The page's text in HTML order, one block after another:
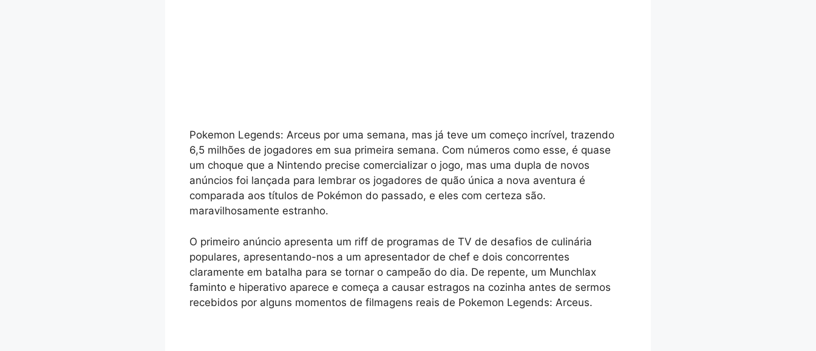
Pokemon Legends: Arceus por uma semana, mas já teve um começo incrível, trazendo
6,5 milhões de jogadores em sua primeira semana. Com números como esse, é quase
um choque que a Nintendo precise comercializar o jogo, mas uma dupla de novos
anúncios foi lançada para lembrar os jogadores de quão única a nova aventura é
comparada aos títulos de Pokémon do passado, e eles com certeza são.
maravilhosamente estranho.
O primeiro anúncio apresenta um riff de programas de TV de desafios de culinária
populares, apresentando-nos a um apresentador de chef e dois concorrentes
claramente em batalha para se tornar o campeão do dia. De repente, um Munchlax
faminto e hiperativo aparece e começa a causar estragos na cozinha antes de sermos
recebidos por alguns momentos de filmagens reais de Pokemon Legends: Arceus.